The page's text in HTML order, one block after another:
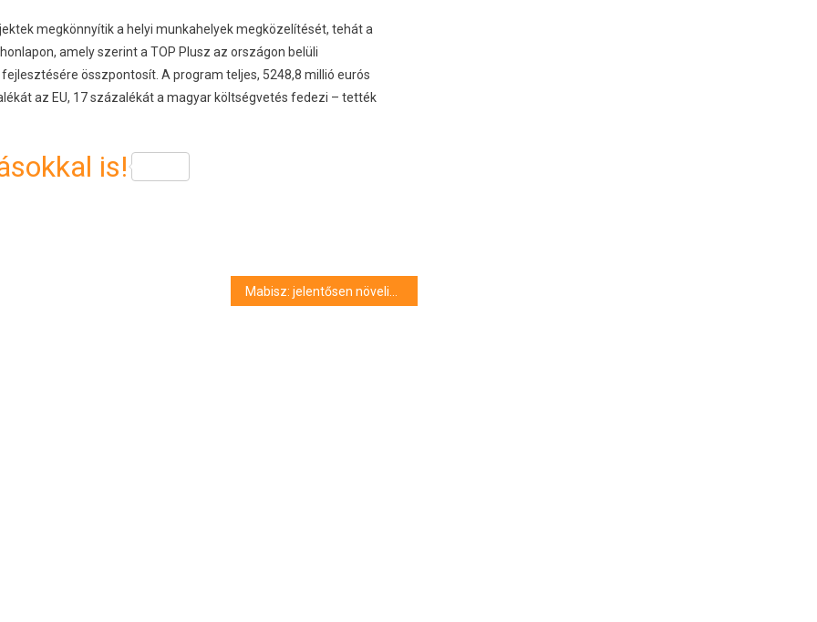
megkönnyítik a helyi munkahelyek megközelítését, tehát a
amely szerint a TOP Plusz az országon belüli
összpontosít. A program teljes, 5248,8 millió eurós
az EU, 17 százalékát a magyar költségvetés fedezi – tették
is!